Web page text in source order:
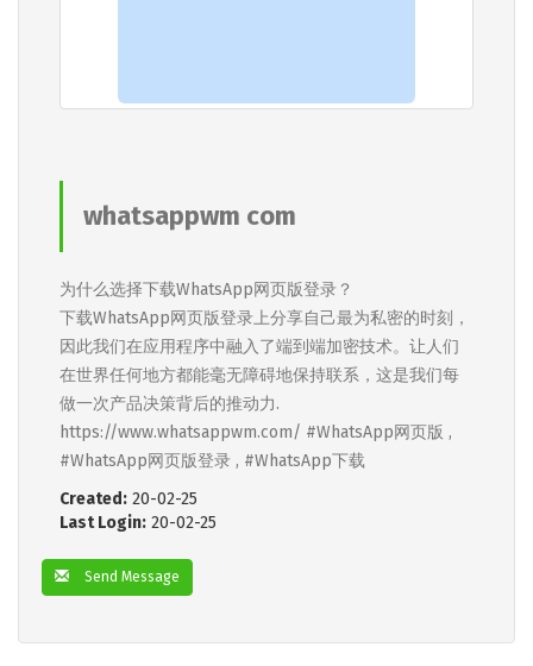
whatsappwm com
为什么选择下载WhatsApp网页版登录？
下载WhatsApp网页版登录上分享自己最为私密的时刻，
因此我们在应用程序中融入了端到端加密技术。让人们
在世界任何地方都能毫无障碍地保持联系，这是我们每
做一次产品决策背后的推动力.
https://www.whatsappwm.com/ #WhatsApp网页版 ,
#WhatsApp网页版登录 , #WhatsApp下载
Created: 20-02-25
Last Login: 20-02-25
Send Message